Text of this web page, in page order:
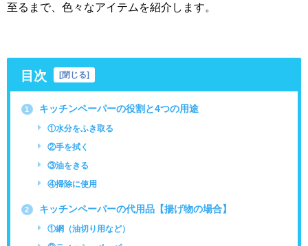
至るまで、色々なアイテムを紹介します。
目次 [閉じる]
1 キッチンペーパーの役割と4つの用途
①水分をふき取る
②手を拭く
③油をきる
④掃除に使用
2 キッチンペーパーの代用品【揚げ物の場合】
①網（油切り用など）